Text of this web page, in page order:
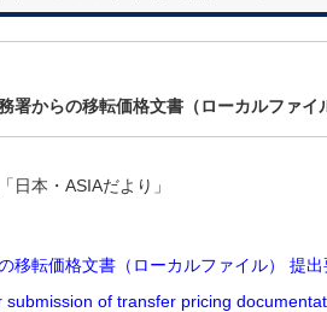
務署からの移転価格文書（ローカルファ
日本・ASIAだより」
移転価格文書（ローカルファイル） 提
submission of transfer pricing